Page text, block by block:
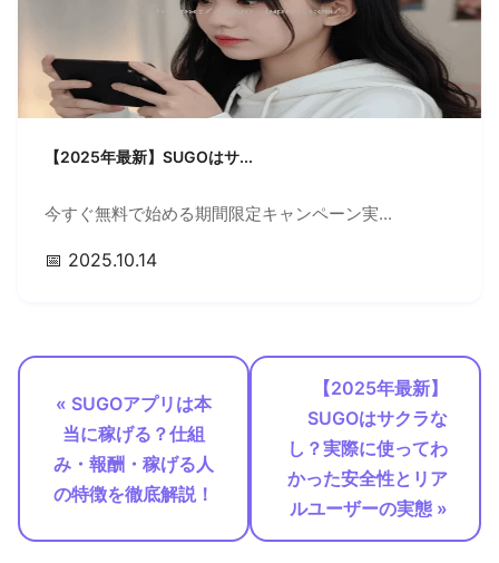
【2025年最新】SUGOはサ...
今すぐ無料で始める期間限定キャンペーン実...
📅 2025.10.14
« SUGOアプリは本
当に稼げる？仕組
み・報酬・稼げる人
の特徴を徹底解説！
【2025年最新】
SUGOはサクラな
し？実際に使ってわ
かった安全性とリア
ルユーザーの実態 »